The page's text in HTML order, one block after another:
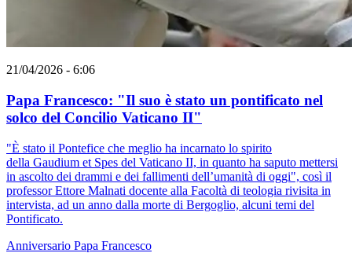
21/04/2026 - 6:06
Papa Francesco: "Il suo è stato un pontificato nel
solco del Concilio Vaticano II"
"È stato il Pontefice che meglio ha incarnato lo spirito
della Gaudium et Spes del Vaticano II, in quanto ha saputo mettersi
in ascolto dei drammi e dei fallimenti dell’umanità di oggi", così il
professor Ettore Malnati docente alla Facoltà di teologia rivisita in
intervista, ad un anno dalla morte di Bergoglio, alcuni temi del
Pontificato.
Anniversario Papa Francesco